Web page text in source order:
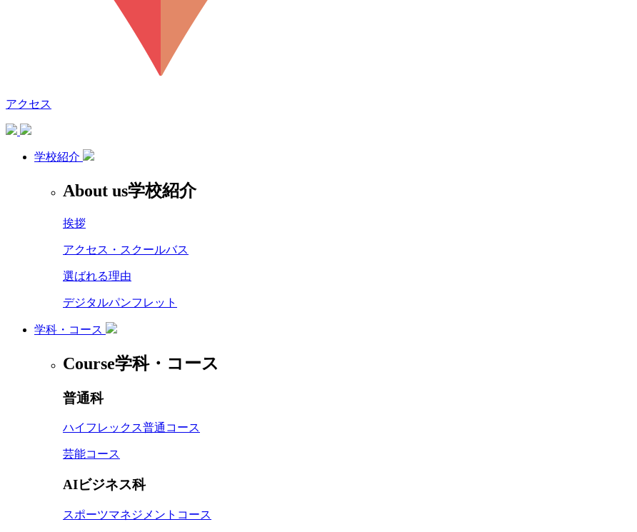
アクセス
学校紹介
About us学校紹介
挨拶
アクセス・スクールバス
選ばれる理由
デジタルパンフレット
学科・コース
Course学科・コース
普通科
ハイフレックス普通コース
芸能コース
AIビジネス科
スポーツマネジメントコース